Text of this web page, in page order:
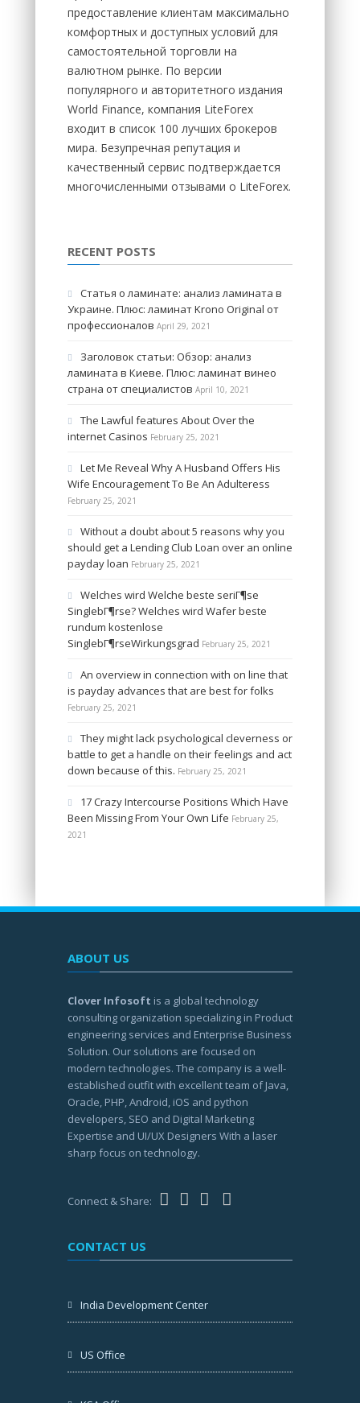
предоставление клиентам максимально
комфортных и доступных условий для
самостоятельной торговли на
валютном рынке. По версии
популярного и авторитетного издания
World Finance, компания LiteForex
входит в список 100 лучших брокеров
мира. Безупречная репутация и
качественный сервис подтверждается
многочисленными отзывами о LiteForex.
RECENT POSTS
Статья о ламинате: анализ ламината в
Украине. Плюс: ламинат Krono Original от
профессионалов April 29, 2021
Заголовок статьи: Обзор: анализ
ламината в Киеве. Плюс: ламинат винео
страна от специалистов April 10, 2021
The Lawful features About Over the
internet Casinos February 25, 2021
Let Me Reveal Why A Husband Offers His
Wife Encouragement To Be An Adulteress
February 25, 2021
Without a doubt about 5 reasons why you
should get a Lending Club Loan over an online
payday loan February 25, 2021
Welches wird Welche beste seriГ¶se
SinglebГ¶rse? Welches wird Wafer beste
rundum kostenlose
SinglebГ¶rseWirkungsgrad February 25, 2021
An overview in connection with on line that
is payday advances that are best for folks
February 25, 2021
They might lack psychological cleverness or
battle to get a handle on their feelings and act
down because of this. February 25, 2021
17 Crazy Intercourse Positions Which Have
Been Missing From Your Own Life February 25,
2021
ABOUT US
Clover Infosoft is a global technology
consulting organization specializing in Product
engineering services and Enterprise Business
Solution. Our solutions are focused on
modern technologies. The company is a well-
established outfit with excellent team of Java,
Oracle, PHP, Android, iOS and python
developers, SEO and Digital Marketing
Expertise and UI/UX Designers With a laser
sharp focus on technology.
Connect & Share:
CONTACT US
India Development Center
US Office